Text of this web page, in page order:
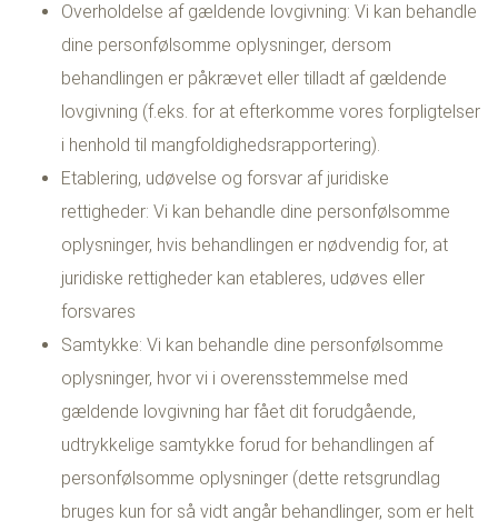
Overholdelse af gældende lovgivning: Vi kan behandle
dine personfølsomme oplysninger, dersom
behandlingen er påkrævet eller tilladt af gældende
lovgivning (f.eks. for at efterkomme vores forpligtelser
i henhold til mangfoldighedsrapportering).
Etablering, udøvelse og forsvar af juridiske
rettigheder: Vi kan behandle dine personfølsomme
oplysninger, hvis behandlingen er nødvendig for, at
juridiske rettigheder kan etableres, udøves eller
forsvares
Samtykke: Vi kan behandle dine personfølsomme
oplysninger, hvor vi i overensstemmelse med
gældende lovgivning har fået dit forudgående,
udtrykkelige samtykke forud for behandlingen af
personfølsomme oplysninger (dette retsgrundlag
bruges kun for så vidt angår behandlinger, som er helt